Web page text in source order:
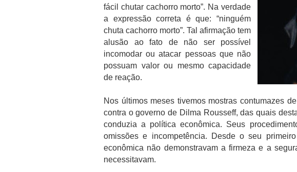
fácil chutar cachorro morto”. Na verdade
a expressão correta é que: “ninguém
chuta cachorro morto”. Tal afirmação tem
alusão ao fato de não ser possível
incomodar ou atacar pessoas que não
possuam valor ou mesmo capacidade
de reação.
Nos últimos meses tivemos mostras contumazes
contra o governo de Dilma Rousseff, das quais
conduzia a política econômica. Seus
omissões e incompetência. Desde o seu
econômica não demonstravam a firmeza e a
necessitavam.